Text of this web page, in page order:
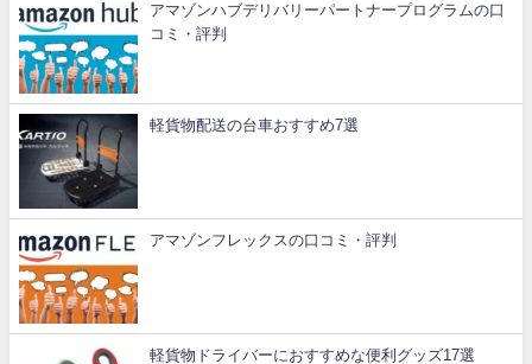
アマゾンハブデリバリーパートナープログラムの口
コミ・評判
軽貨物配送の台車おすすめ7選
アマゾンフレックスの口コミ・評判
軽貨物ドライバーにおすすめな便利グッズ17選